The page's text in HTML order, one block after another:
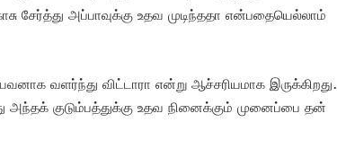
சேர்த்து அப்பாவுக்கு உதவ முடிந்ததா என்பதையெல்லாம்
வளர்ந்து விட்டாரா என்று ஆச்சரியமாக இருக்கிறது.
அந்தக் குடும்பத்துக்கு உதவ நினைக்கும் முனைப்பை தன்